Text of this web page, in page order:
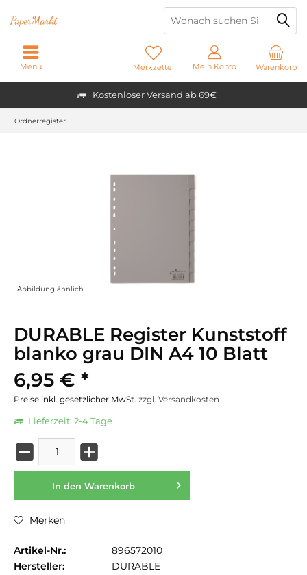
Kostenloser Versand ab 69€
PaperMarkt
Warenkorb
Merkzettel Mein Konto
Menü
Ordnerregister
Abbildung ähnlich
DURABLE Register Kunststoff
blanko grau DIN A4 10 Blatt
6,95 € *
Preise inkl. gesetzlicher MwSt. zzgl. Versandkosten
Lieferzeit: 2-4 Tage
In den Warenkorb
Merken
Artikel-Nr.:
896572010
Hersteller:
DURABLE